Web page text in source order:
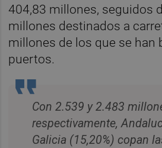
404,83 millones, seguidos
millones destinados a
millones de los que se han
puertos.
Con 2.539 y 2.483
respectivamente,
Galicia (15,20%) copan